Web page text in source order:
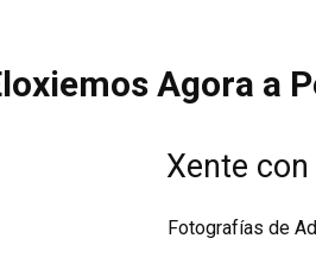
Agora a
Xente
Fotografías de